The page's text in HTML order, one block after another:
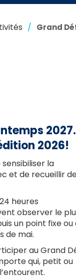
Grand
2027.
2026!
la
et de recueillir
heures
observer le
un point fixe ou
de mai.
au Grand
qui, petit ou